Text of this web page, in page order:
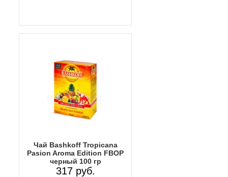
Чай Bashkoff Tropicana
Pasion Aroma Edition FBOP
черный 100 гр
317 руб.